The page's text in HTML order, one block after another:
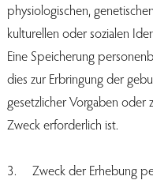
physiologischen,
kulturellen oder sozialen
Eine Speicherung
dies zur Erbringung der
gesetzlicher Vorgaben oder
Zweck erforderlich ist.
3. Zweck der Erhebung